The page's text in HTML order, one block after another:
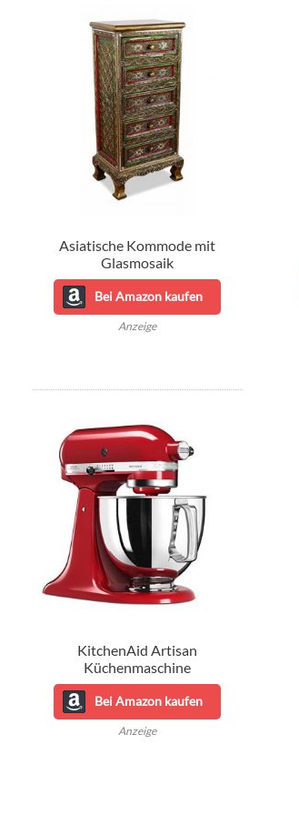
Asiatische Kommode mit
Glasmosaik
Bei Amazon kaufen
Anzeige
KitchenAid Artisan
Küchenmaschine
Bei Amazon kaufen
Anzeige